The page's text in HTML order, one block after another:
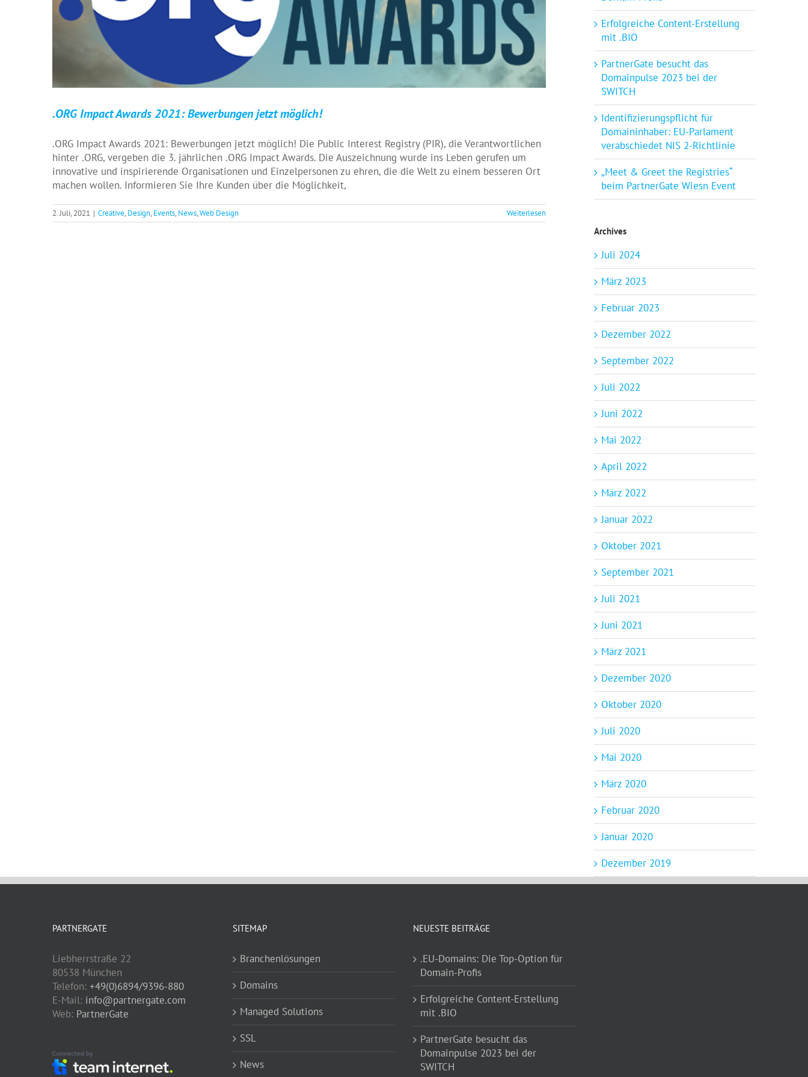
.ORG Impact Awards 2021: Bewerbungen jetzt möglich!
.ORG Impact Awards 2021: Bewerbungen jetzt möglich! Die Public Interest Registry (PIR), die Verantwortlichen
hinter .ORG, vergeben die 3. jährlichen .ORG Impact Awards. Die Auszeichnung wurde ins Leben gerufen um
innovative und inspirierende Organisationen und Einzelpersonen zu ehren, die die Welt zu einem besseren Ort
machen wollen. Informieren Sie Ihre Kunden über die Möglichkeit,
2. Juli, 2021 | Creative, Design, Events, News,Web Design Weiterlesen
Erfolgreiche Content-Erstellung
mit .BIO
PartnerGate besucht das
Domainpulse 2023 bei der
SWITCH
Identifizierungspflicht für
Domaininhaber: EU-Parlament
verabschiedet NIS 2-Richtlinie
„Meet & Greet the Registries“
beim PartnerGate Wiesn Event
Archives
Juli 2024
März 2023
Februar 2023
Dezember 2022
September 2022
Juli 2022
Juni 2022
Mai 2022
April 2022
März 2022
Januar 2022
Oktober 2021
September 2021
Juli 2021
Juni 2021
März 2021
Dezember 2020
Oktober 2020
Juli 2020
Mai 2020
März 2020
Februar 2020
Januar 2020
Dezember 2019
PARTNERGATE
Liebherrstraße 22
80538 München
Telefon: +49(0)6894/9396-880
E-Mail: info@partnergate.com
Web: PartnerGate
SITEMAP
Branchenlösungen
Domains
Managed Solutions
SSL
News
NEUESTE BEITRÄGE
.EU-Domains: Die Top-Option für
Domain-Profis
Erfolgreiche Content-Erstellung
mit .BIO
PartnerGate besucht das
Domainpulse 2023 bei der
SWITCH